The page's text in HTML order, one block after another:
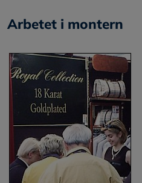
Arbetet i montern